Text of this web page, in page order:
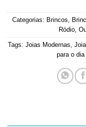
Categorias: Brincos
Ródio,
Tags: Joias Modernas
para o